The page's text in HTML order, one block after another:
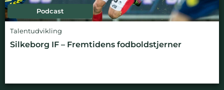
Podcast
Talentudvikling
Silkeborg IF – Fremtidens fodboldstjerner